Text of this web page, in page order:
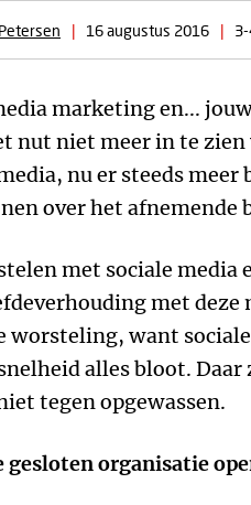
| 16 augustus 2016 |
marketing en...
nut niet meer in te
nu er steeds
over het afnemende
met sociale media
met deze
worsteling, want
alles bloot.
tegen opgewassen.
gesloten organisatie